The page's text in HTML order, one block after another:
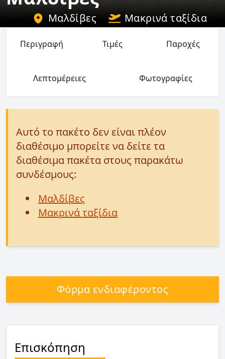
Μαλδίβες Μακρινά ταξίδια
Περιγραφή Τιμές Παροχές
Λεπτομέρειες Φωτογραφίες
Αυτό το πακέτο δεν είναι πλέον
διαθέσιμο μπορείτε να δείτε τα
διαθέσιμα πακέτα στους παρακάτω
συνδέσμους:
Μαλδίβες
Μακρινά ταξίδια
Φόρμα ενδιαφέροντος
Επισκόπηση